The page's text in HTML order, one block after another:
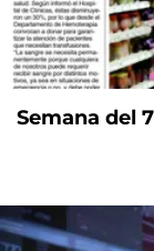
Semana del